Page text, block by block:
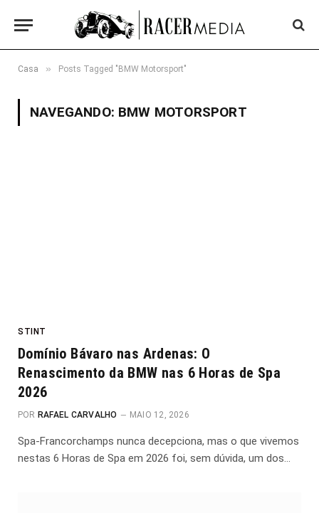
Casa » Posts Tagged "BMW Motorsport"
NAVEGANDO: BMW MOTORSPORT
STINT
Domínio Bávaro nas Ardenas: O
Renascimento da BMW nas 6 Horas de Spa
2026
POR RAFAEL CARVALHO MAIO 12, 2026
Spa-Francorchamps nunca decepciona, mas o que vivemos
nestas 6 Horas de Spa em 2026 foi, sem dúvida, um dos…